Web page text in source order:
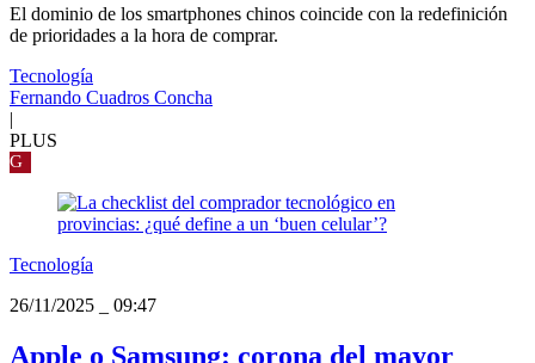
El dominio de los smartphones chinos coincide con la redefinición
de prioridades a la hora de comprar.
Tecnología
Fernando Cuadros Concha
|
PLUS
G
Tecnología
26/11/2025
09:47
Apple o Samsung: corona del mayor